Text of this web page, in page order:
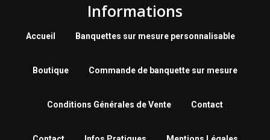
Informations
Accueil Banquettes sur mesure personnalisable
Boutique Commande de banquette sur mesure
Conditions Générales de Vente Contact